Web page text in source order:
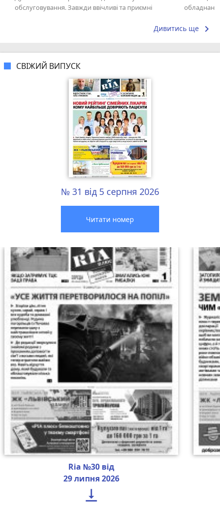
обслуговування. Завжди ввічливі та приємні
Дивитись ще keyboard_arrow_right
СВІЖИЙ ВИПУСК
№ 31 від 5 серпня 2026
Читати номер
Ria №30 від
29 липня 2026
